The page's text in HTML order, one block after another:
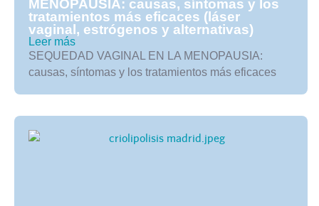
MENOPAUSIA: causas, síntomas y los
tratamientos más eficaces (láser
vaginal, estrógenos y alternativas)
Leer más
SEQUEDAD VAGINAL EN LA MENOPAUSIA:
causas, síntomas y los tratamientos más eficaces